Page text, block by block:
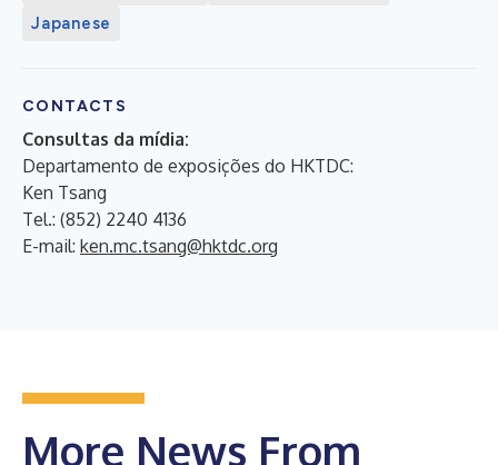
Japanese
CONTACTS
Consultas da mídia:
Departamento de exposições do HKTDC:
Ken Tsang
Tel.: (852) 2240 4136
E-mail: ken.mc.tsang@hktdc.org
More News From